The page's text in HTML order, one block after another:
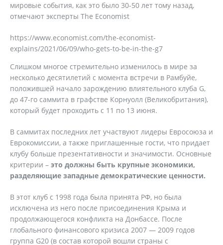
мировые события, как это было 30-50 лет тому назад,
отмечают эксперты The Economist
https://www.economist.com/the-economist-
explains/2021/06/09/who-gets-to-be-in-the-g7
Слишком многое стремительно изменилось в мире за
несколько десятилетий с момента встречи в Рамбуйе,
положившей начало зарождению влиятельного клуба G,
до 47-го саммита в графстве Корнуолл (Великобритания),
который будет проходить с 11 по 13 июня.
В саммитах последних лет участвуют лидеры Евросоюза и
Еврокомиссии, а также приглашенные гости, что придает
клубу больше презентативности и значимости. Основные
критерии – это должны быть крупные экономики,
разделяющие западные демократические ценности.
В этот клуб с 1998 года была принята РФ, но была
исключена из него после присоединения Крыма и
продолжающегося конфликта на Донбассе. После
глобального финансового кризиса 2007 — 2009 годов
группа G20 (в состав которой вошли страны с